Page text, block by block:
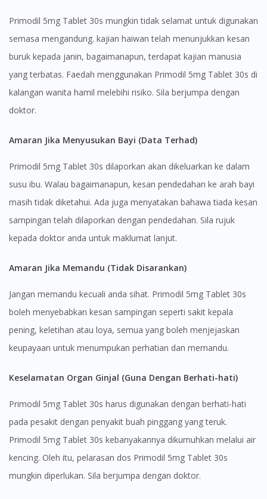
Visit DoctorOnCall Singapore
You seem to be shopping from Singapore
You are currently on DoctorOnCall.com.my, our Malaysian
To serve you better, would you like to head over to
DoctorOnCall Singapore ?
Continue to DoctorOnCall Singapore
No, please do not redirect me
Primodil 5mg Tablet 30s mungkin tidak selamat untuk digunakan
semasa mengandung. kajian haiwan telah menunjukkan kesan
buruk kepada janin, bagaimanapun, terdapat kajian manusia
yang terbatas. Faedah menggunakan Primodil 5mg Tablet 30s di
kalangan wanita hamil melebihi risiko. Sila berjumpa dengan
doktor.
Amaran Jika Menyusukan Bayi (Data Terhad)
Primodil 5mg Tablet 30s dilaporkan akan dikeluarkan ke dalam
susu ibu. Walau bagaimanapun, kesan pendedahan ke arah bayi
masih tidak diketahui. Ada juga menyatakan bahawa tiada kesan
sampingan telah dilaporkan dengan pendedahan. Sila rujuk
kepada doktor anda untuk maklumat lanjut.
Amaran Jika Memandu (Tidak Disarankan)
Jangan memandu kecuali anda sihat. Primodil 5mg Tablet 30s
boleh menyebabkan kesan sampingan seperti sakit kepala
pening, keletihan atau loya, semua yang boleh menjejaskan
keupayaan untuk menumpukan perhatian dan memandu.
Keselamatan Organ Ginjal (Guna Dengan Berhati-hati)
Primodil 5mg Tablet 30s harus digunakan dengan berhati-hati
pada pesakit dengan penyakit buah pinggang yang teruk.
Primodil 5mg Tablet 30s kebanyakannya dikumuhkan melalui air
kencing. Oleh itu, pelarasan dos Primodil 5mg Tablet 30s
mungkin diperlukan. Sila berjumpa dengan doktor.